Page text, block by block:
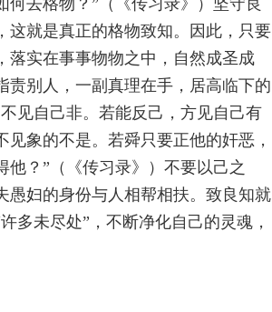
去格物？”（《传习录》）坚守良
这就是真正的格物致知。因此，只要
落实在事事物物之中，自然成圣成
责别人，一副真理在手，居高临下的
见自己非。若能反己，方见自己有
象的不是。若舜只要正他的奸恶，
？”（《传习录》）不要以己之
愚妇的身份与人相帮相扶。致良知就
多未尽处”，不断净化自己的灵魂，